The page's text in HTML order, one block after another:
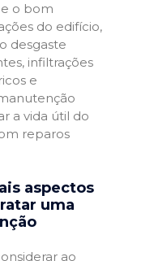
o bom
do edifício,
desgaste
infiltrações
e
a vida útil do
reparos
aspectos
uma
ao